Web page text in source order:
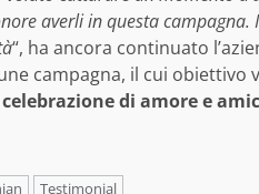
averli in questa
“, ha ancora continuato
campagna, il cui obiettivo
celebrazione di amore e
Testimonial